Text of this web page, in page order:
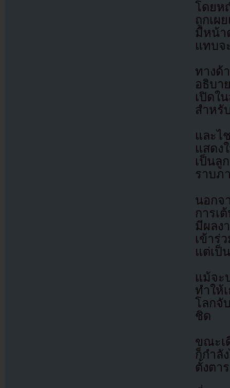
โดยห
ถูกเผ
มีหน้า
แทบจ
ทางด้
อธิบา
เปิดใ
สำหรั
และไ
แสดง
เป็นลู
ราบภ
นอกจ
การเ
มีผลง
เข้าร่
แต่เป็
แม้จะ
ทำให้
โลกจั
ชิด
ขณะเ
ก็กำลั
ตั้งตา